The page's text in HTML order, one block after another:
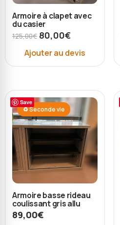
Armoire à clapet avec
du casier
125,00€ 80,00€
Ajouter au devis
Save
♻ Seconde vie
Armoire basse rideau
coulissant gris allu
89,00€